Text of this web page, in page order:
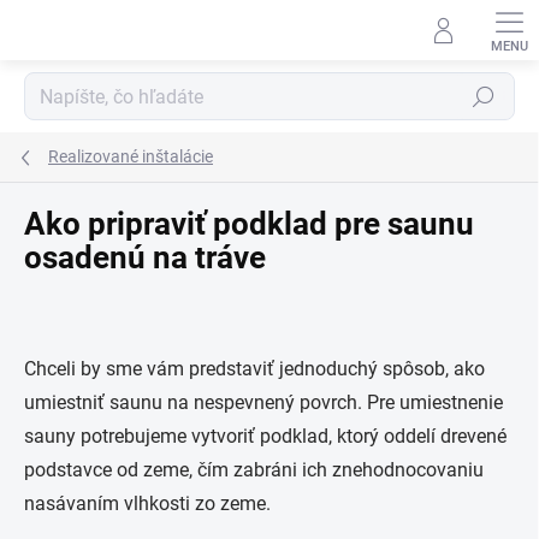
Hľadať
Realizované inštalácie
Ako pripraviť podklad pre saunu
osadenú na tráve
Chceli by sme vám predstaviť jednoduchý spôsob, ako
umiestniť saunu na nespevnený povrch. Pre umiestnenie
sauny potrebujeme vytvoriť podklad, ktorý oddelí drevené
podstavce od zeme, čím zabráni ich znehodnocovaniu
nasávaním vlhkosti zo zeme.